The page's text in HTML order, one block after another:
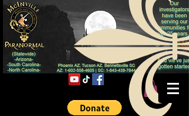
© Copyright